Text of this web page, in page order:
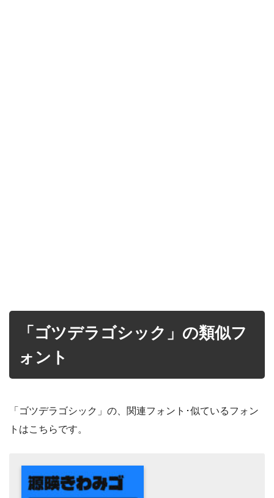
「ゴツデラゴシック」の類似フ
ォント
「ゴツデラゴシック」の、関連フォント･似ているフォン
トはこちらです。